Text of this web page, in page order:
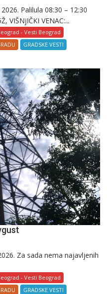
Palilula 08:30 – 12:30
VIŠNjIČKI VENAC:...
- Vesti Beograd
GRADSKE VESTI
Za sada nema najavljenih
- Vesti Beograd
GRADSKE VESTI